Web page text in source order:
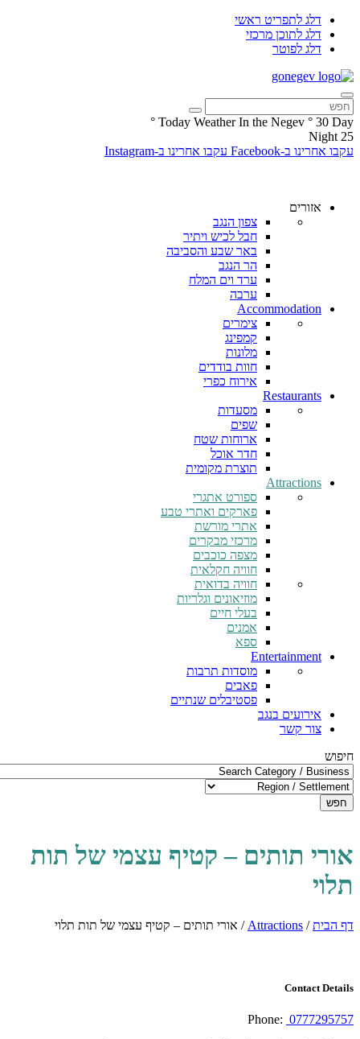
דלג לתפריט ראשי
דלג לתוכן מרכזי
דלג לפוטר
Today Weather In the Negev ° 30 Day
°
25
Night
עקבו אחרינו ב-Facebook
עקבו אחרינו ב-Instagram
אזורים
צפון הנגב
חבל לכיש ויתיר
באר שבע והסביבה
הר הנגב
ערד וים המלח
ערבה
Accommodation
צימרים
קמפינג
מלונות
חוות בודדים
אירוח כפרי
Restaurants
מסעדות
שפים
ארוחות שטח
חדר אוכל
תוצרת מקומית
Attractions
ספורט אתגרי
פארקים ואתרי טבע
אתרי מורשת
מרכזי מבקרים
מצפה כוכבים
חוויה חקלאית
חוויה בדואית
מוזיאונים וגלריות
בעלי חיים
אמנים
ספא
Entertainment
מוסדות תרבות
פאבים
פסטיבלים שנתיים
אירועים בנגב
צור קשר
חיפוש
חפש
אורי תותים – קטיף עצמי של תות
תלוי
דף הבית/
Attractions
/ אורי תותים – קטיף עצמי של תות תלוי
Contact Details
Phone: 0777295757